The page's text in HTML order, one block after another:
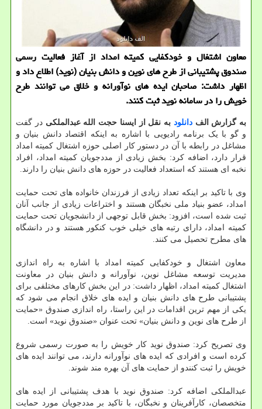
معاون اشتغال و خودكفایی كمیته امداد از آغاز فعالیت رسمی
صندوق پشتیبانی از طرح های نوین و دانش بنیان (نوید) اطلاع داد و
اظهار داشت: صاحبان ایده های نوآورانه و خلاق می توانند طرح
خویش را در سامانه نوید ثبت كنند.
به گزارش الفدانلود به نقل از ایسنا حجت الله عبدالملکیدر گفت
و گو با یک برنامه رادیویی با اشاره به اینکه اقتصاد دانش بنیان و
مشاغل در رابطه با آن در دستور کار اصلی حوزه اشتغال کمیته امداد
قرار دارد، اضافه کرد: بخش زیادی از مددجویان کمیته امداد، افراد
نخبه ای هستند که استعداد فعالیت در حوزه های دانش بنیان را دارند.
وی با تاکید بر اینکه تعداد زیادی از فرزندان خانواده های تحت حمایت
امداد، عضو بنیاد ملی نخبگان هستند و اختراعات زیادی از جانب آنان
ثبت شده است، افزود: بخش قابل توجهی از دانشجویان تحت حمایت
کمیته امداد، دارای رتبه های خیلی خوب کنکور هستند و در دانشگاه
های مطرح تحصیل می کنند.
معاون اشتغال و خودکفایی کمیته امداد با اشاره به راه اندازی
مدیریت توسعه مشاغل نوین، نوآورانه و دانش بنیان در معاونت
اشتغال کمیته امداد، اظهار داشت: در این بخش کارهای مختلفی برای
پشتیبانی طرح های دانش بنیان و ایده های خلاق انجام می شود که
یکی از مهم ترین اقدامات در این راستا، راه اندازی صندوق «حمایت
از طرح های نوین و دانش بنیان» تحت عنوان «صندوق نوید» است.
وی تصریح کرد: صندوق نوید کار خویش را به صورت رسمی شروع
کرده است و افرادی که ایده های نوآورانه دارند، می توانند ایده های
خویش را ثبت کنندو از حمایت های آن بهره مند شوند.
عبدالملکی اضافه کرد: صندوق نوید با هدف پشتیبانی از ایده های
متخصصان، کارآفرینان و نخبگان، با تاکید بر مددجویان مورد حمایت